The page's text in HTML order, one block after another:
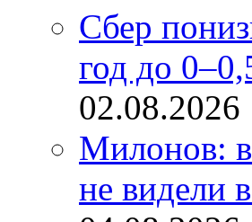
Сбер
год до
Милонов: в
не видели